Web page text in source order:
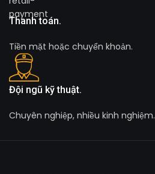
Thanh toán.
Tiền mặt hoặc chuyển khoản.
Đội ngũ kỹ thuật.
Chuyên nghiệp, nhiều kinh nghiệm.